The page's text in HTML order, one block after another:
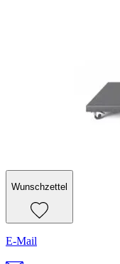
Wunschzettel
E-Mail